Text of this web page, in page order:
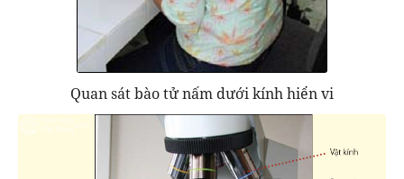
Quan sát bào tử nấm dưới kính hiển vi